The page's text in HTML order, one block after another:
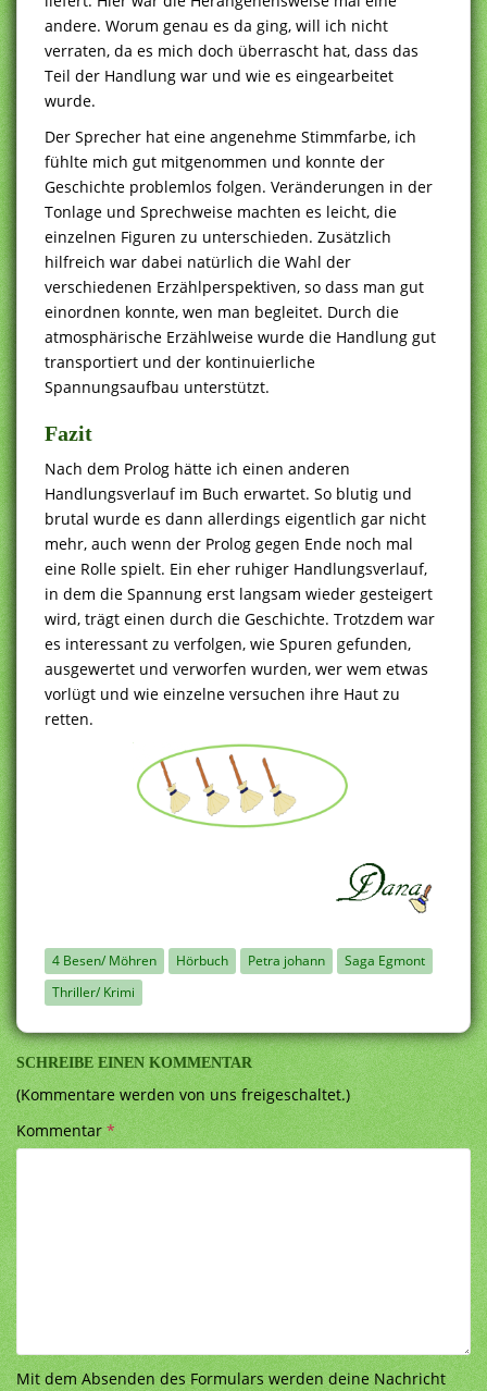
andere. Worum genau es da ging, will ich nicht
verraten, da es mich doch überrascht hat, dass das
Teil der Handlung war und wie es eingearbeitet
wurde.
Der Sprecher hat eine angenehme Stimmfarbe, ich
fühlte mich gut mitgenommen und konnte der
Geschichte problemlos folgen. Veränderungen in der
Tonlage und Sprechweise machten es leicht, die
einzelnen Figuren zu unterschieden. Zusätzlich
hilfreich war dabei natürlich die Wahl der
verschiedenen Erzählperspektiven, so dass man gut
einordnen konnte, wen man begleitet. Durch die
atmosphärische Erzählweise wurde die Handlung gut
transportiert und der kontinuierliche
Spannungsaufbau unterstützt.
Fazit
Nach dem Prolog hätte ich einen anderen
Handlungsverlauf im Buch erwartet. So blutig und
brutal wurde es dann allerdings eigentlich gar nicht
mehr, auch wenn der Prolog gegen Ende noch mal
eine Rolle spielt. Ein eher ruhiger Handlungsverlauf,
in dem die Spannung erst langsam wieder gesteigert
wird, trägt einen durch die Geschichte. Trotzdem war
es interessant zu verfolgen, wie Spuren gefunden,
ausgewertet und verworfen wurden, wer wem etwas
vorlügt und wie einzelne versuchen ihre Haut zu
retten.
4 Besen/ Möhren Hörbuch Petra johann
Saga Egmont
Thriller/ Krimi
SCHREIBE EINEN KOMMENTAR
(Kommentare werden von uns freigeschaltet.)
Kommentar*
Mit dem Absenden des Formulars werden deine Nachricht